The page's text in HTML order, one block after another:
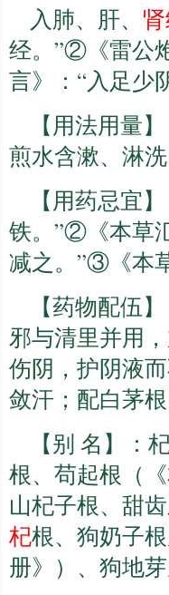
入肺、肝、
经。”②《雷公
言》：“入足少
【用法用量
煎水含漱、淋
【用药忌宜
铁。”②《本草
减之。”③《本
【药物配伍
邪与清里并用
伤阴，护阴液
敛汗；配白茅
【别 名】：
根、苟起根（
山杞子根、甜
杞根、狗奶子
册》）、狗地